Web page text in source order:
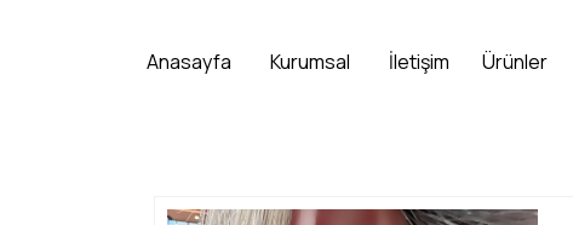
Anasayfa Kurumsal İletişim Ürünler